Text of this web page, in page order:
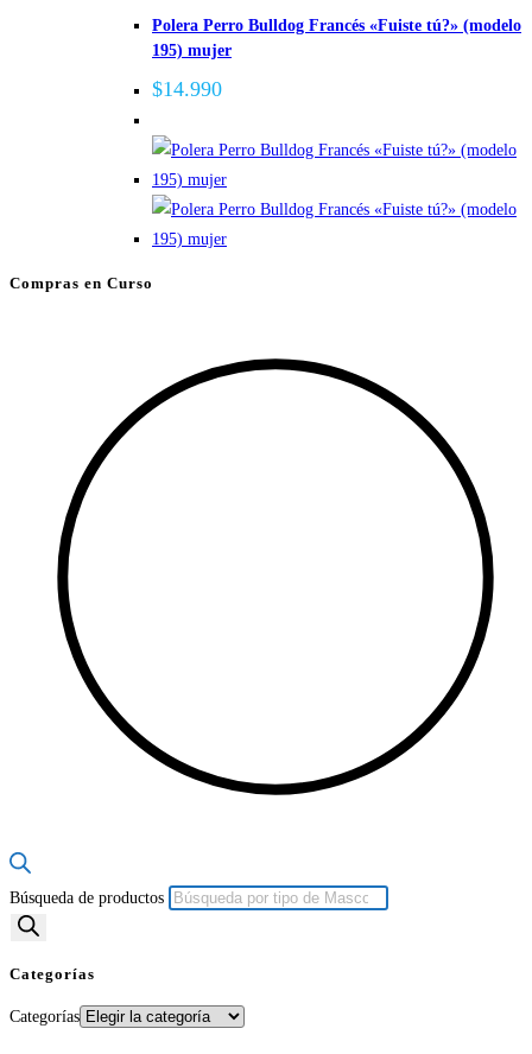
Polera Perro Bulldog Francés «Fuiste tú?» (modelo
195) mujer
$14.990
Compras en Curso
Búsqueda de productos
Categorías
Categorías